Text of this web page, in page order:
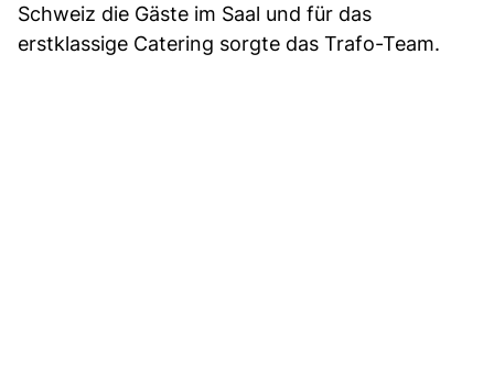
Schweiz die Gäste im Saal und für das
erstklassige Catering sorgte das Trafo-Team.